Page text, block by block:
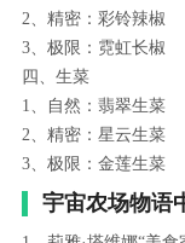
2、精密：彩铃辣椒
3、极限：霓虹长椒
四、生菜
1、自然：翡翠生菜
2、精密：星云生菜
3、极限：金莲生菜
宇宙农场物语